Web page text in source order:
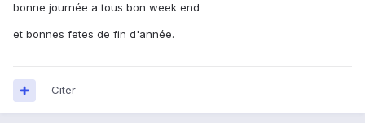
bonne journée a tous bon week end
et bonnes fetes de fin d'année.
Citer